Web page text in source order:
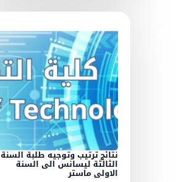
نتائج ترتيب وتوجيه طلبة السنة
الثالثة ليسانس الى السنة
الاولى ماستر